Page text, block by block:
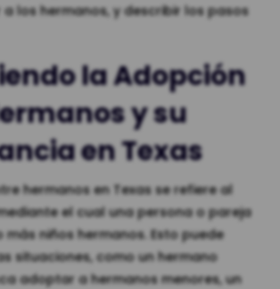
los hermanos, y describir los pasos
la Adopción
y su
en Texas
hermanos en Texas se refiere al
el cual una persona o pareja
niños hermanos. Esto puede
situaciones, como un hermano
adoptar a hermanos menores, un